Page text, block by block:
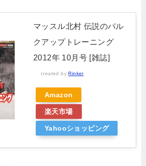
マッスル北村 伝説のバル
クアップトレーニング
2012年 10月号 [雑誌]
created byRinker
Amazon
楽天市場
Yahooショッピング